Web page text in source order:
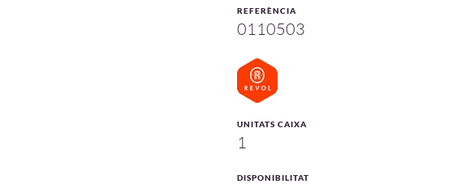
REFERÈNCIA
0110503
UNITATS CAIXA
1
DISPONIBILITAT